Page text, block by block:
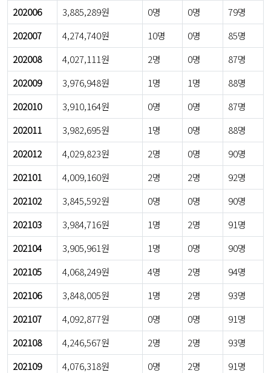
202006
3,885,289원 0명 0명
79명
202007
4,274,740원 10명 0명
85명
202008
4,027,111원 2명 0명
87명
202009
3,976,948원 1명 1명
88명
202010
3,910,164원 0명 0명
87명
202011
3,982,695원 1명 0명
88명
202012
4,029,823원 2명 0명
90명
202101
4,009,160원 2명 2명
92명
202102
3,845,592원 0명 0명
90명
202103
3,984,716원 1명 2명
91명
202104
3,905,961원 1명 0명
90명
202105
4,068,249원 4명 2명
94명
202106
3,848,005원 1명 2명
93명
202107
4,092,877원 0명 0명
91명
202108
4,246,567원 2명 2명
93명
202109
4,076,318원 0명 2명
91명